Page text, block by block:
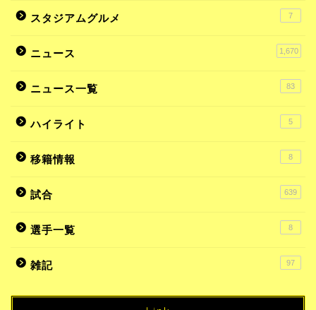
スタジアムグルメ 7
ニュース 1,670
ニュース一覧 83
ハイライト 5
移籍情報 8
試合 639
選手一覧 8
雑記 97